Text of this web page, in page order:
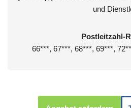
und
Postleitzahl-
66***, 67***, 68***, 69***,